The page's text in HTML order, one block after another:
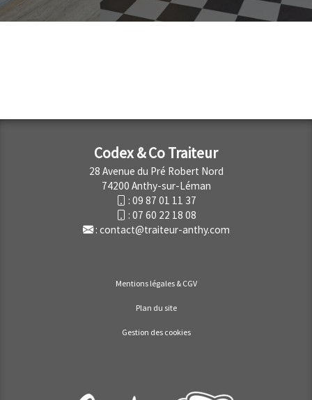
Codex & Co Traiteur
28 Avenue du Pré Robert Nord
74200 Anthy-sur-Léman
: 09 87 01 11 37
: 07 60 22 18 08
: contact@traiteur-anthy.com
Mentions légales & CGV
Plan du site
Gestion des cookies